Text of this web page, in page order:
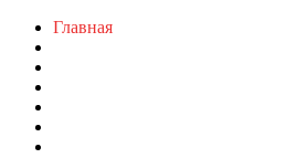
Главная